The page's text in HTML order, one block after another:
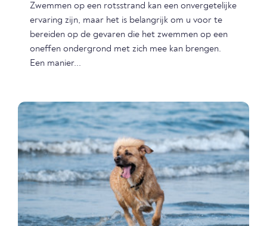
Zwemmen op een rotsstrand kan een onvergetelijke
ervaring zijn, maar het is belangrijk om u voor te
bereiden op de gevaren die het zwemmen op een
oneffen ondergrond met zich mee kan brengen.
Een manier...